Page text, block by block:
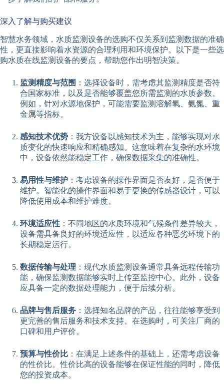
深入了解与购买建议
智慧水务领域，水质监测设备的选购不仅关系到监测数据的准确
性，更直接影响着水资源的合理利用和环境保护。以下是一些选
购水质在线监测设备的要点，帮助您作出明智决策。
监测精度与范围 ：选择设备时，需考虑其监测精度是否符
合国家标准，以及是否能够覆盖您所需监测的水质参数。
例如，针对水源地保护，可能需要监测溶解氧、氨氮、重
金属等指标。
感知技术优势 ：我方设备以感知技术为主，能够实现对水
质变化的快速响应和精确感知。这意味着在复杂的水环境
中，设备依然能稳定工作，确保数据采集的准确性。
易用性与维护 ：考虑设备的操作界面是否友好，是否便于
维护。智能化的操作界面和易于更换的传感器设计，可以
降低使用成本和维护难度。
环境适应性 ：不同地区的水质环境和气候条件差异较大，
设备需具备良好的环境适应性，以适应各种恶劣环境下的
长期稳定运行。
数据传输与处理 ：现代水质监测设备通常具备远程传输功
能，确保监测数据能够实时上传至监控中心。此外，设备
应具备一定的数据处理能力，便于后续分析。
品牌与售后服务 ：选择知名品牌的产品，往往能够享受到
更完善的售后服务和技术支持。在选购时，可关注厂商的
口碑和用户评价。
预算与性价比 ：在满足上述条件的基础上，还需考虑设备
的性价比。性价比高的设备能够在保证性能的同时，降低
您的投资成本。